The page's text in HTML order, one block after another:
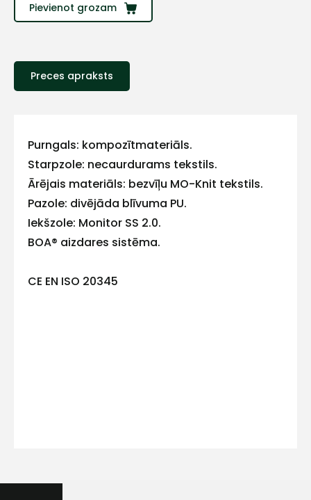
Pievienot grozam
Preces apraksts
Purngals: kompozītmateriāls.
Starpzole: necaurdurams tekstils.
Ārējais materiāls: bezvīļu MO-Knit tekstils.
Pazole: divējāda blīvuma PU.
Iekšzole: Monitor SS 2.0.
BOA® aizdares sistēma.
CE EN ISO 20345
E-pasts
Kontakttālrunis